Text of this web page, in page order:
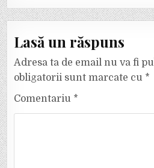
Lasă un răspuns
Adresa ta de email nu va fi
obligatorii sunt marcate cu *
Comentariu *